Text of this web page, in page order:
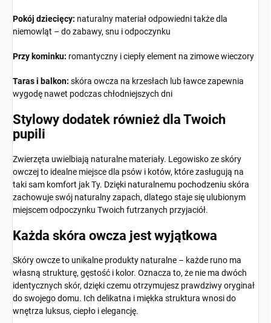
Pokój dziecięcy: naturalny materiał odpowiedni także dla
niemowląt – do zabawy, snu i odpoczynku
Przy kominku: romantyczny i ciepły element na zimowe wieczory
Taras i balkon: skóra owcza na krzesłach lub ławce zapewnia
wygodę nawet podczas chłodniejszych dni
Stylowy dodatek również dla Twoich
pupili
Zwierzęta uwielbiają naturalne materiały. Legowisko ze skóry
owczej to idealne miejsce dla psów i kotów, które zasługują na
taki sam komfort jak Ty. Dzięki naturalnemu pochodzeniu skóra
zachowuje swój naturalny zapach, dlatego staje się ulubionym
miejscem odpoczynku Twoich futrzanych przyjaciół.
Każda skóra owcza jest wyjątkowa
Skóry owcze to unikalne produkty naturalne – każde runo ma
własną strukturę, gęstość i kolor. Oznacza to, że nie ma dwóch
identycznych skór, dzięki czemu otrzymujesz prawdziwy oryginał
do swojego domu. Ich delikatna i miękka struktura wnosi do
wnętrza luksus, ciepło i elegancję.